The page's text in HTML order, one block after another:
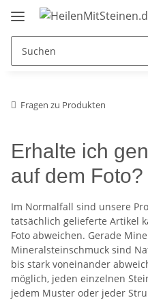
Fragen zu Produkten
Erhalte ich
auf dem Foto?
Im Normalfall sind unsere
tatsächlich gelieferte Artikel
Foto abweichen. Gerade
Mineralsteinschmuck sind
bis stark voneinander
möglich, jeden einzelnen
jedem Muster oder jeder